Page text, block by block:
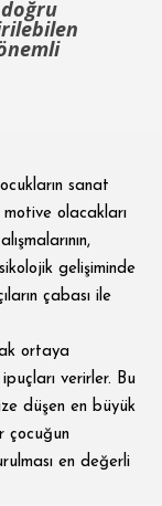
sanat
olacakları
gelişiminde
çabası ile
ortaya
verirler. Bu
düşen en büyük
çocuğun
en değerli